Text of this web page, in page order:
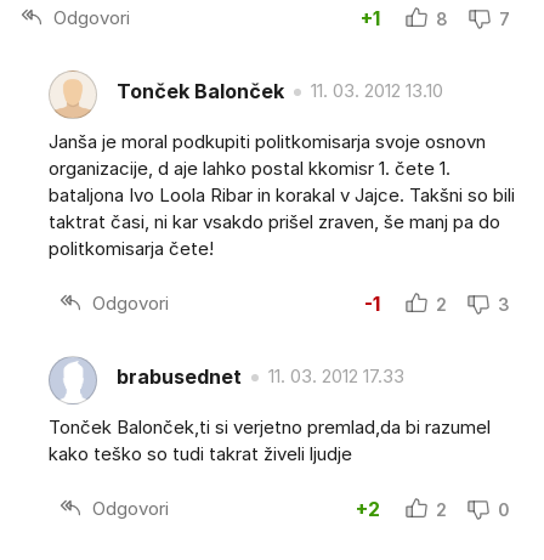
Odgovori +1 8 7
Tonček Balonček 11. 03. 2012 13.10
Janša je moral podkupiti politkomisarja svoje osnovn
organizacije, d aje lahko postal kkomisr 1. čete 1.
bataljona Ivo Loola Ribar in korakal v Jajce. Takšni so bili
taktrat časi, ni kar vsakdo prišel zraven, še manj pa do
politkomisarja čete!
Odgovori -1 2 3
brabusednet 11. 03. 2012 17.33
Tonček Balonček,ti si verjetno premlad,da bi razumel
kako teško so tudi takrat živeli ljudje
Odgovori +2 2 0